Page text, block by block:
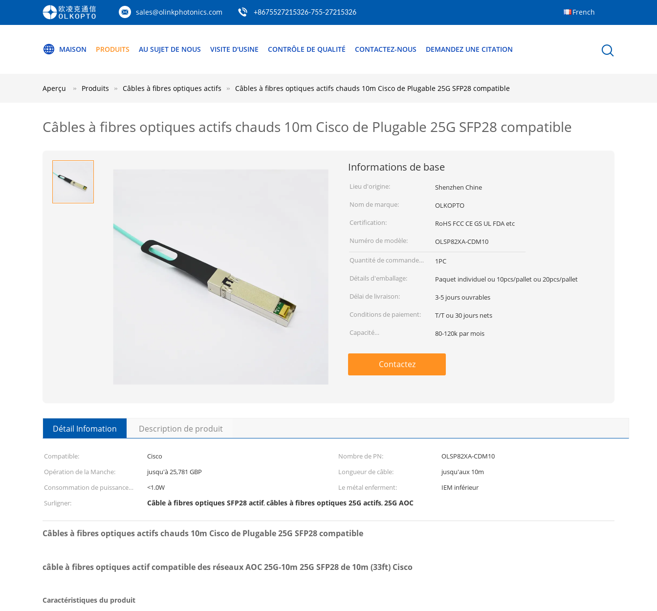
sales@olinkphotonics.com +8675527215326-755-27215326 French
MAISON PRODUITS AU SUJET DE NOUS VISITE D'USINE CONTRÔLE DE QUALITÉ CONTACTEZ-NOUS DEMANDEZ UNE CITATION
Aperçu Produits Câbles à fibres optiques actifs Câbles à fibres optiques actifs chauds 10m Cisco de Plugable 25G SFP28 compatible
Câbles à fibres optiques actifs chauds 10m Cisco de Plugable 25G SFP28 compatible
Informations de base
Lieu d'origine:
Shenzhen Chine
Nom de marque:
OLKOPTO
Certification:
RoHS FCC CE GS UL FDA etc
Numéro de modèle:
OLSP82XA-CDM10
Quantité de commande
min:
1PC
Détails d'emballage:
Paquet individuel ou 10pcs/pallet ou 20pcs/pallet
Délai de livraison:
3-5 jours ouvrables
Conditions de paiement:
T/T ou 30 jours nets
Capacité
80-120k par mois
Contactez
Détail Infomation Description de produit
Compatible: Cisco Nombre de PN:
OLSP82XA-CDM10
Opération de la Manche:
jusqu'à 25,781 GBP Longueur de câble:
jusqu'aux 10m
Consommation de puissance
faible:
<1.0W Le métal enferment:
IEM inférieur
Surligner:
Câble à fibres optiques SFP28 actif,câbles à fibres optiques 25G actifs,25G AOC
Câbles à fibres optiques actifs chauds 10m Cisco de Plugable 25G SFP28 compatible
câble à fibres optiques actif compatible des réseaux AOC 25G-10m 25G SFP28 de 10m (33ft) Cisco
Caractéristiques du produit